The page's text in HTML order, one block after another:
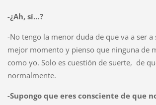
-¿Ah, sí…?
-No tengo la menor duda de que va a ser a
mejor momento y pienso que ninguna de
como yo. Solo es cuestión de suerte, de
normalmente.
-Supongo que eres consciente de que